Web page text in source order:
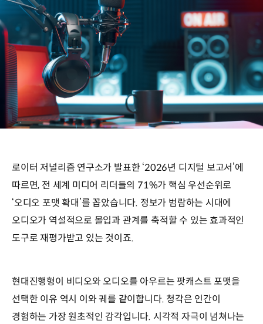
로이터 저널리즘 연구소가 발표한 ‘2026년 디지털 보고서’에
따르면, 전 세계 미디어 리더들의 71%가 핵심 우선순위로
‘오디오 포맷 확대’를 꼽았습니다. 정보가 범람하는 시대에
오디오가 역설적으로 몰입과 관계를 축적할 수 있는 효과적인
도구로 재평가받고 있는 것이죠.
현대진행형이 비디오와 오디오를 아우르는 팟캐스트 포맷을
선택한 이유 역시 이와 궤를 같이합니다. 청각은 인간이
경험하는 가장 원초적인 감각입니다. 시각적 자극이 넘쳐나는